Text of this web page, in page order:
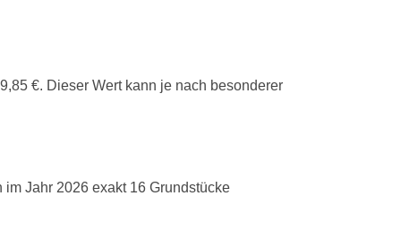
€. Dieser Wert kann je nach besonderer
Jahr 2026 exakt 16 Grundstücke